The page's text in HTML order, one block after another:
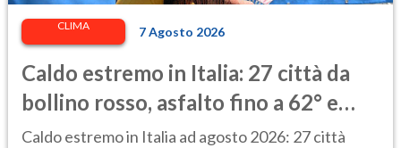
CLIMA 7 Agosto 2026
Caldo estremo in Italia: 27 città da
bollino rosso, asfalto fino a 62° e
punte di 48° alla stazione di Napoli
Caldo estremo in Italia ad agosto 2026: 27 città